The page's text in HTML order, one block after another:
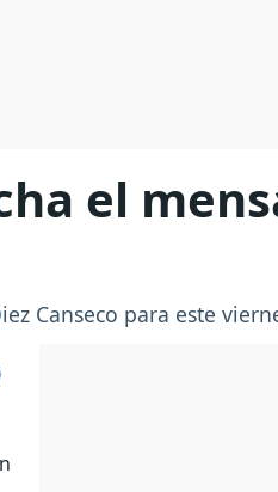
el
Canseco para este